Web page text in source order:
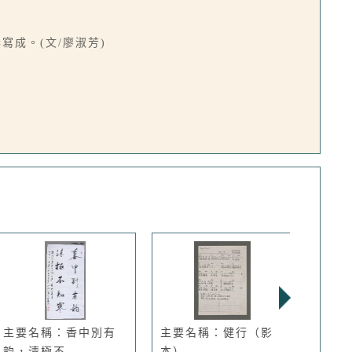
成。(文/廖淑芳)
主要名稱：香中別有
主要名稱：健行（影